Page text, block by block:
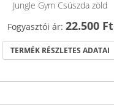
Jungle Gym Csúszda zöld
Fogyasztói ár: 22.500 Ft
TERMÉK RÉSZLETES ADATAI